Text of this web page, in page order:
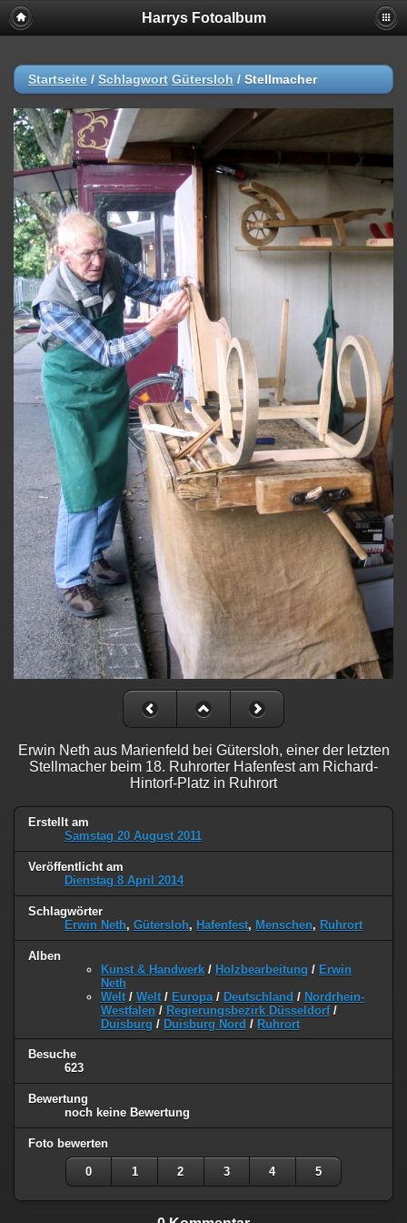
Harrys Fotoalbum
Startseite / Schlagwort Gütersloh / Stellmacher
Erwin Neth aus Marienfeld bei Gütersloh, einer der letzten
Stellmacher beim 18. Ruhrorter Hafenfest am Richard-
Hintorf-Platz in Ruhrort
Erstellt am
Samstag 20 August 2011
Veröffentlicht am
Dienstag 8 April 2014
Schlagwörter
Erwin Neth, Gütersloh, Hafenfest, Menschen, Ruhrort
Alben
Kunst & Handwerk / Holzbearbeitung / Erwin
Neth
Welt / Welt / Europa / Deutschland / Nordrhein-
Westfalen / Regierungsbezirk Düsseldorf/
Duisburg / Duisburg Nord / Ruhrort
Besuche
623
Bewertung
noch keine Bewertung
Foto bewerten
0 1 2 3 4 5